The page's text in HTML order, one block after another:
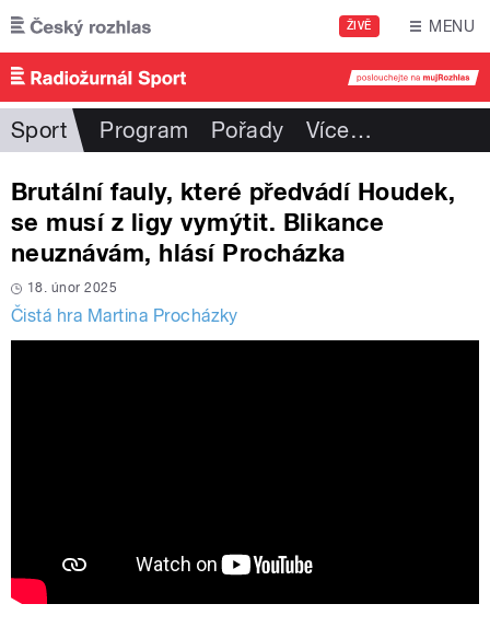
Přejít k hlavnímu obsahu
ŽIVĚ MENU
Sport Program Pořady Více…
Brutální fauly, které předvádí Houdek,
se musí z ligy vymýtit. Blikance
neuznávám, hlásí Procházka
18. únor 2025
Čistá hra Martina Procházky